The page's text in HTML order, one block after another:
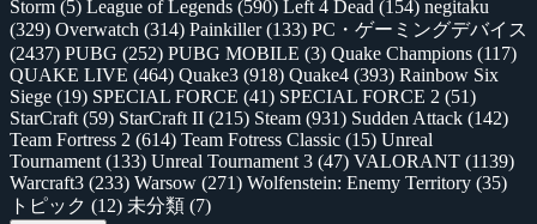
Storm (5) League of Legends (590) Left 4 Dead (154) negitaku
(329) Overwatch (314) Painkiller(133) PC・ゲーミングデバイス
(2437) PUBG (252) PUBG MOBILE (3) Quake Champions (117)
QUAKE LIVE (464) Quake3 (918) Quake4 (393) Rainbow Six
Siege (19) SPECIAL FORCE (41) SPECIAL FORCE 2 (51)
StarCraft (59) StarCraft II (215) Steam (931) Sudden Attack (142)
Team Fortress 2 (614) Team Fotress Classic (15) Unreal
Tournament (133) Unreal Tournament 3 (47) VALORANT (1139)
Warcraft3 (233) Warsow (271) Wolfenstein: Enemy Territory (35)
トピック (12) 未分類 (7)